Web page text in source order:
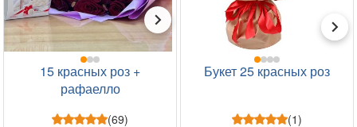
15 красных роз +
рафаелло
(69)
Букет 25 красных роз
(1)